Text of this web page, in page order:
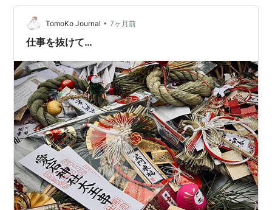
葉包み〜」。熾火の遠赤外線でじっくり焼くと、紅色の
人参もちがぷっくり膨らみ、サクサクのおこげがついて
いきます。醤油の香ばしさと人参の甘みが混ざり合い、
TomoKo Journal • 7ヶ月前
仕事を抜けて…